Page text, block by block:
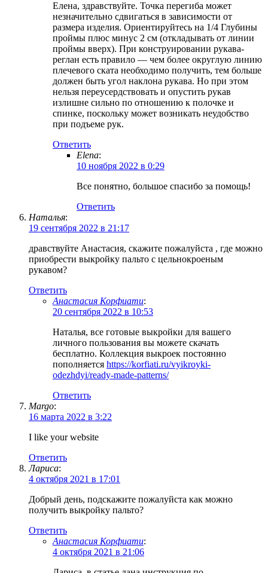
Елена, здравствуйте. Точка перегиба может
незначительно сдвигаться в зависимости от
размера изделия. Ориентируйтесь на 1/4 Глубины
проймы плюс минус 2 см (откладывать от линии
проймы вверх). При конструировании рукава-
реглан есть правило — чем более округлую линию
плечевого ската необходимо получить, тем больше
должен быть угол наклона рукава. Но при этом
нельзя переусердствовать и опустить рукав
излишне сильно по отношению к полочке и
спинке, поскольку может возникать неудобство
при подъеме рук.
Ответить
Elena:
10 ноября 2022 в 0:29
Все понятно, большое спасибо за помощь!
Ответить
Наталья:
19 сентября 2022 в 21:17
дравствуйте Анастасия, скажите пожалуйста , где можно
приобрести выкройку пальто с цельнокроеным
рукавом?
Ответить
Анастасия Корфиати:
20 сентября 2022 в 10:53
Наталья, все готовые выкройки для вашего
личного пользования вы можете скачать
бесплатно. Коллекция выкроек постоянно
пополняется https://korfiati.ru/vyikroyki-
odezhdyi/ready-made-patterns/
Ответить
Margo:
16 марта 2022 в 3:22
I like your website
Ответить
Лариса:
4 октября 2021 в 17:01
Добрый день, подскажите пожалуйста как можно
получить выкройку пальто?
Ответить
Анастасия Корфиати:
4 октября 2021 в 21:06